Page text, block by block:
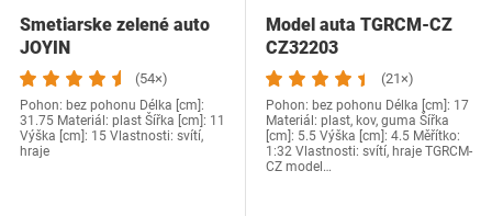
Smetiarske zelené auto
JOYIN
(54×)
Pohon: bez pohonu Délka [cm]:
31.75 Materiál: plast Šířka [cm]: 11
Výška [cm]: 15 Vlastnosti: svítí,
hraje
Model auta TGRCM-CZ
CZ32203
(21×)
Pohon: bez pohonu Délka [cm]: 17
Materiál: plast, kov, guma Šířka
[cm]: 5.5 Výška [cm]: 4.5 Měřítko:
1:32 Vlastnosti: svítí, hraje TGRCM-
CZ model…